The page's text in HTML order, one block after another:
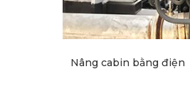
Nâng cabin bằng điện